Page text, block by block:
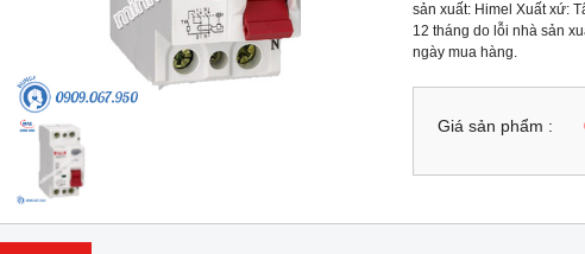
sản xuất: Himel Xuất xứ:
12 tháng do lỗi nhà sản
ngày mua hàng.
Giá sản phẩm :